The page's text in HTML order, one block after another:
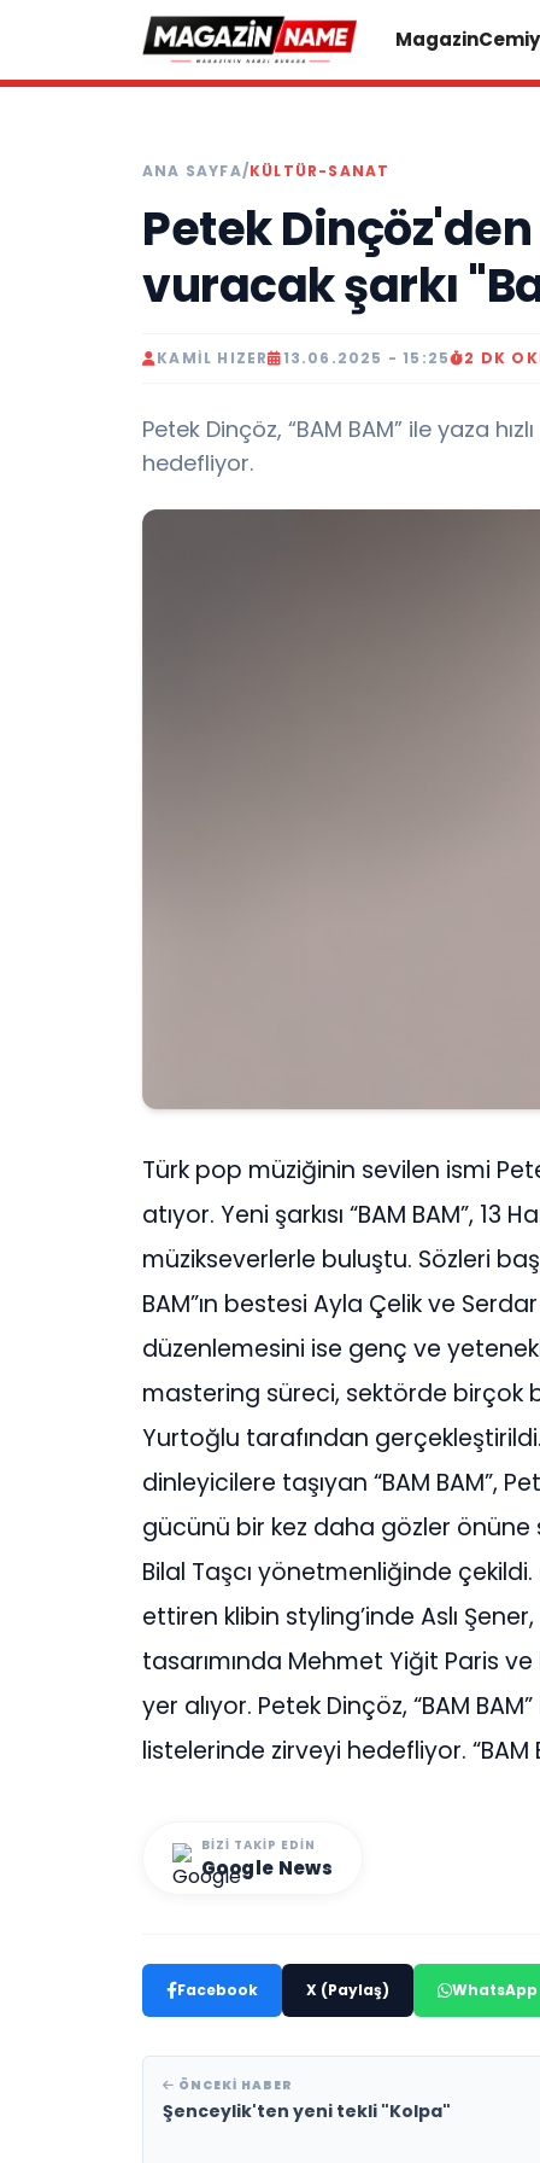
Magazin
ANA SAYFA/KÜLTÜR-SANAT
Petek
vuracak şarkı
KAMIL HIZER 13.06.2025 - 15:25 2 DK
Petek Dinçöz, “BAM BAM” ile yaza
hedefliyor.
Türk pop müziğinin sevilen ismi
atıyor. Yeni şarkısı “BAM BAM”,
müzikseverlerle buluştu. Sözleri
BAM”ın bestesi Ayla Çelik ve
düzenlemesini ise genç ve
mastering süreci, sektörde birçok
Yurtoğlu tarafından gerçekleştirildi.
dinleyicilere taşıyan “BAM BAM”,
gücünü bir kez daha gözler önüne
Bilal Taşcı yönetmenliğinde
ettiren klibin styling’inde Aslı
tasarımında Mehmet Yiğit Paris
yer alıyor. Petek Dinçöz, “BAM
listelerinde zirveyi hedefliyor.
BIZI TAKIP EDIN
Google News
Facebook X (Paylaş) WhatsApp
ÖNCEKI HABER
Şenceylik'ten yeni tekli "Kolpa"